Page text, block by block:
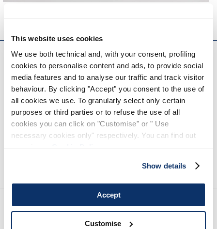
This website uses cookies
We use both technical and, with your consent, profiling
cookies to personalise content and ads, to provide social
media features and to analyse our traffic and track visitor
behaviour. By clicking "Accept" you consent to the use of
all cookies we use. To granularly select only certain
purposes or third parties or to refuse the use of all
cookies you can click on "Customise" or " Use
necessary cookies only" respectively. You can find out
more in ourCookie Policy.
Show details
Accept
Customise
EVERYDAY COUTURE
MELDEN SIE SICH FÜR UNSEREN NEWSLETTER AN
Wir empfehlen Ihnen, unsere Datenschutzrichtlinie vollständig zu lesen.